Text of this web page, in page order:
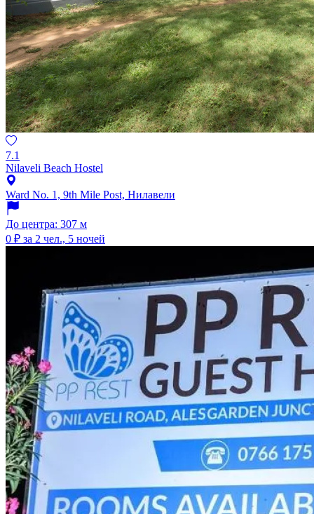
7.1
Nilaveli Beach Hostel
Ward No. 1, 9th Mile Post, Нилавели
До центра: 307 м
0 ₽ за 2 чел., 5 ночей